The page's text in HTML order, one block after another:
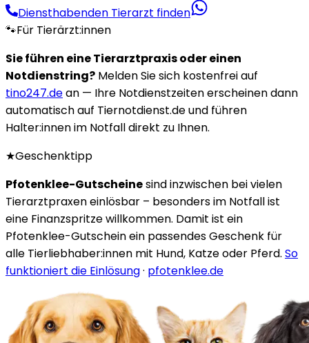
Diensthabenden Tierarzt finden
🐾Für Tierärzt:innen
Sie führen eine Tierarztpraxis oder einen
Notdienstring? Melden Sie sich kostenfrei auf
tino247.dean — Ihre Notdienstzeiten erscheinen dann
automatisch auf Tiernotdienst.de und führen
Halter:innen im Notfall direkt zu Ihnen.
★Geschenktipp
Pfotenklee-Gutscheinesind inzwischen bei vielen
Tierarztpraxen einlösbar – besonders im Notfall ist
eine Finanzspritze willkommen. Damit ist ein
Pfotenklee-Gutschein ein passendes Geschenk für
alle Tierliebhaber:innen mit Hund, Katze oder Pferd. So
funktioniert die Einlösung· pfotenklee.de